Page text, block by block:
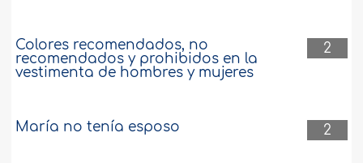
2
Colores recomendados, no
recomendados y prohibidos en la
vestimenta de hombres y mujeres
2
María no tenía esposo